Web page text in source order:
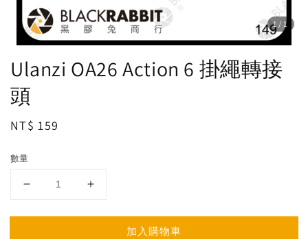
1 /1
Ulanzi OA26 Action 6 掛繩轉接
頭
Regular
NT$ 159
數量
加入購物車